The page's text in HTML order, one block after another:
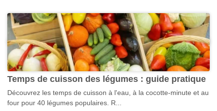
Temps de cuisson des légumes : guide pratique
Découvrez les temps de cuisson à l'eau, à la cocotte-minute et au
four pour 40 légumes populaires. R...